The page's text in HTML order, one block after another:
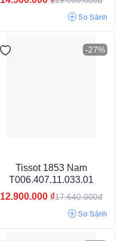
So Sánh
-27%
Tissot 1853 Nam
T006.407.11.033.01
12.900.000 ₫17.640.000đ
So Sánh